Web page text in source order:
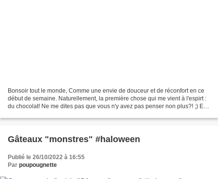
Bonsoir tout le monde, Comme une envie de douceur et de réconfort en ce
début de semaine. Naturellement, la première chose qui me vient à l'espirt :
du chocolat! Ne me dites pas que vous n'y avez pas penser non plus?! ;) Et
Gâteaux "monstres" #haloween
Publié le 26/10/2022 à 16:55
Par poupougnette